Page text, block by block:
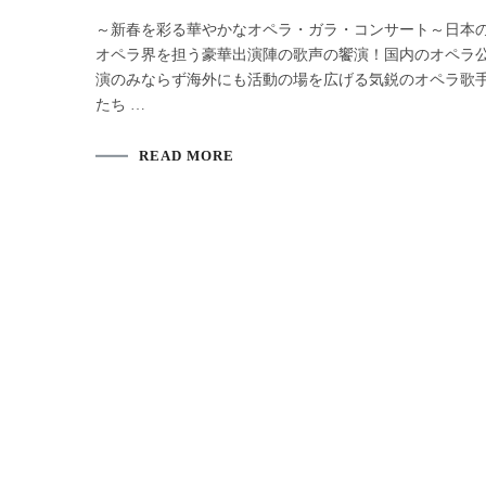
～新春を彩る華やかなオペラ・ガラ・コンサート～日本
オペラ界を担う豪華出演陣の歌声の饗演！国内のオペラ
演のみならず海外にも活動の場を広げる気鋭のオペラ歌
たち …
READ MORE